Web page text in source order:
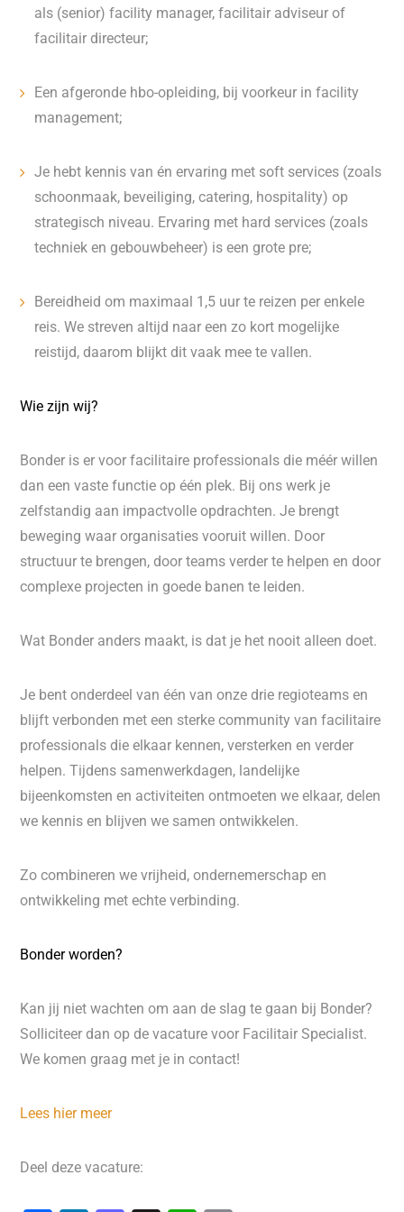
als (senior) facility manager, facilitair adviseur of
facilitair directeur;
Een afgeronde hbo-opleiding, bij voorkeur in facility
management;
Je hebt kennis van én ervaring met soft services (zoals
schoonmaak, beveiliging, catering, hospitality) op
strategisch niveau. Ervaring met hard services (zoals
techniek en gebouwbeheer) is een grote pre;
Bereidheid om maximaal 1,5 uur te reizen per enkele
reis. We streven altijd naar een zo kort mogelijke
reistijd, daarom blijkt dit vaak mee te vallen.
Wie zijn wij?
Bonder is er voor facilitaire professionals die méér willen
dan een vaste functie op één plek. Bij ons werk je
zelfstandig aan impactvolle opdrachten. Je brengt
beweging waar organisaties vooruit willen. Door
structuur te brengen, door teams verder te helpen en door
complexe projecten in goede banen te leiden.
Wat Bonder anders maakt, is dat je het nooit alleen doet.
Je bent onderdeel van één van onze drie regioteams en
blijft verbonden met een sterke community van facilitaire
professionals die elkaar kennen, versterken en verder
helpen. Tijdens samenwerkdagen, landelijke
bijeenkomsten en activiteiten ontmoeten we elkaar, delen
we kennis en blijven we samen ontwikkelen.
Zo combineren we vrijheid, ondernemerschap en
ontwikkeling met echte verbinding.
Bonder worden?
Kan jij niet wachten om aan de slag te gaan bij Bonder?
Solliciteer dan op de vacature voor Facilitair Specialist.
We komen graag met je in contact!
Lees hier meer
Deel deze vacature: